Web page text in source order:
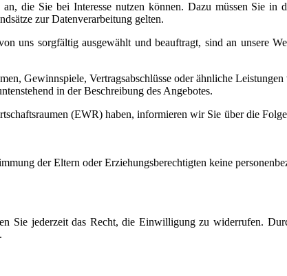
die Sie bei Interesse nutzen können. Dazu müssen Sie in
zur Datenverarbeitung gelten.
uns sorgfältig ausgewählt und beauftragt, sind an unsere
Gewinnspiele, Vertragsabschlüsse oder ähnliche
in der Beschreibung des Angebotes.
(EWR) haben, informieren wir Sie über die
der Eltern oder Erziehungsberechtigten keine
Sie jederzeit das Recht, die Einwilligung zu widerrufen.